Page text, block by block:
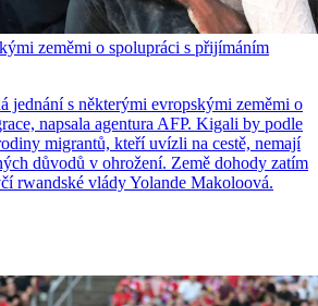
zeměmi o spolupráci s přijímáním
jednání s některými evropskými zeměmi o
napsala agentura AFP. Kigali by podle
migrantů, kteří uvízli na cestě, nemají
důvodů v ohrožení. Země dohody zatím
rwandské vlády Yolande Makoloová.